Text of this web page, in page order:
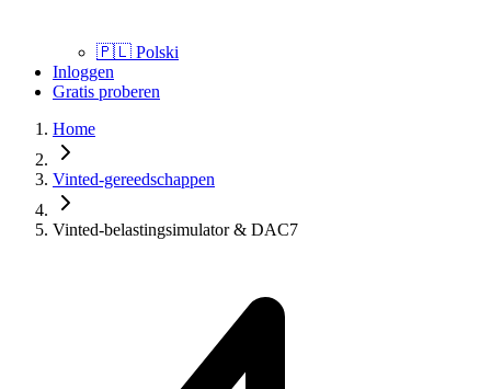
🇵🇱 Polski
Inloggen
Gratis proberen
Home
Vinted-gereedschappen
Vinted-belastingsimulator & DAC7